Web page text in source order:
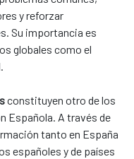
y reforzar
Su importancia es
globales como el
constituyen otro de los
Española. A través de
tanto en España
españoles y de países